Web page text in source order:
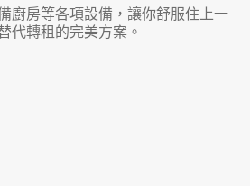
廚房等各項設備，讓你舒服住上一
代轉租的完美方案。